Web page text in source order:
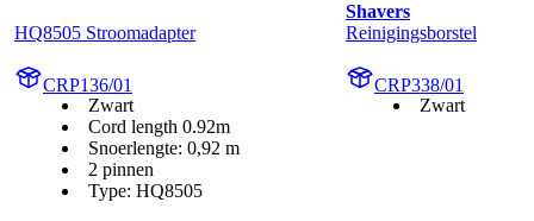
HQ8505 Stroomadapter
CRP136/01
Zwart
Cord length 0.92m
Snoerlengte: 0,92 m
2 pinnen
Type: HQ8505
Shavers
Reinigingsborstel
CRP338/01
Zwart